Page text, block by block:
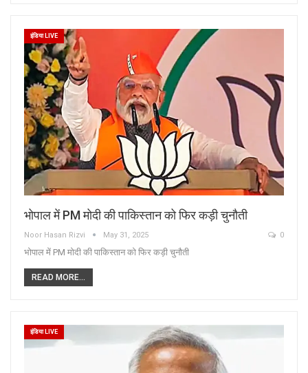
इंडिया LIVE
भोपाल में PM मोदी की पाकिस्तान को फिर कड़ी चुनौती
Noor Hasan Rizvi May 31, 2025 0
भोपाल में PM मोदी की पाकिस्तान को फिर कड़ी चुनौती
READ MORE...
इंडिया LIVE